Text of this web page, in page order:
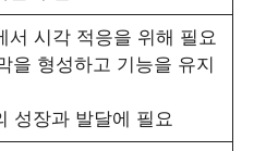
서 시각 적응을 위해 필요
을 형성하고 기능을 유지
성장과 발달에 필요